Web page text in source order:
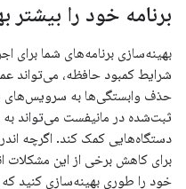
برنامه خود را بیشتر
بهینه‌سازی برنامه‌های شما برای
شرایط کمبود حافظه، می‌تواند
حذف وابستگی‌ها به
ثبت‌شده در مانیفست می‌تواند به
برای کاهش برخی از این مشکلات
خود را طوری بهینه‌سازی کنید که